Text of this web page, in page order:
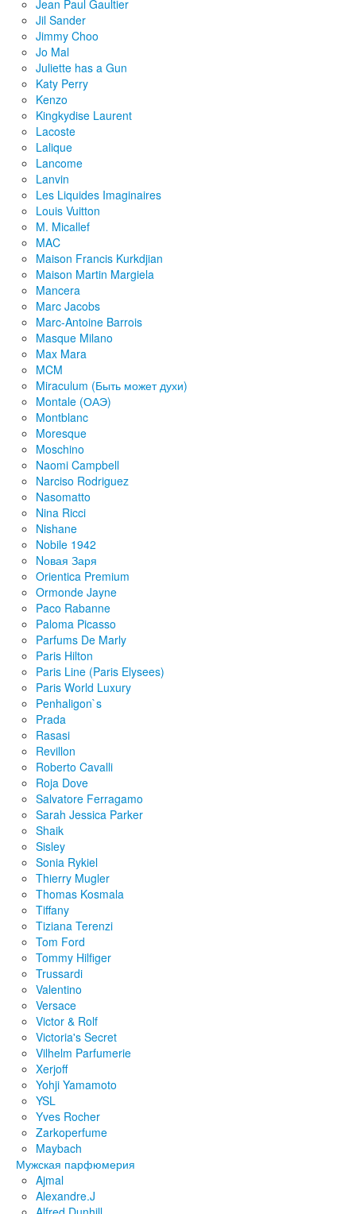
Jean Paul Gaultier
Jil Sander
Jimmy Choo
Jo Mal
Juliette has a Gun
Katy Perry
Kenzo
Kingkydise Laurent
Lacoste
Lalique
Lancome
Lanvin
Les Liquides Imaginaires
Louis Vuitton
M. Micallef
MAC
Maison Francis Kurkdjian
Maison Martin Margiela
Mancera
Marc Jacobs
Marc-Antoine Barrois
Masque Milano
Max Mara
MCM
Miraculum (Быть может духи)
Montale (ОАЭ)
Montblanc
Moresque
Moschino
Naomi Campbell
Narciso Rodriguez
Nasomatto
Nina Ricci
Nishane
Nobile 1942
Nовая Заря
Orientica Premium
Ormonde Jayne
Paco Rabanne
Paloma Picasso
Parfums De Marly
Paris Hilton
Paris Line (Paris Elysees)
Paris World Luxury
Penhaligon`s
Prada
Rasasi
Revillon
Roberto Cavalli
Roja Dove
Salvatore Ferragamo
Sarah Jessica Parker
Shaik
Sisley
Sonia Rykiel
Thierry Mugler
Thomas Kosmala
Tiffany
Tiziana Terenzi
Tom Ford
Tommy Hilfiger
Trussardi
Valentino
Versace
Victor & Rolf
Victoria's Secret
Vilhelm Parfumerie
Xerjoff
Yohji Yamamoto
YSL
Yves Rocher
Zarkoperfume
Maybach
Мужская парфюмерия
Ajmal
Alexandre.J